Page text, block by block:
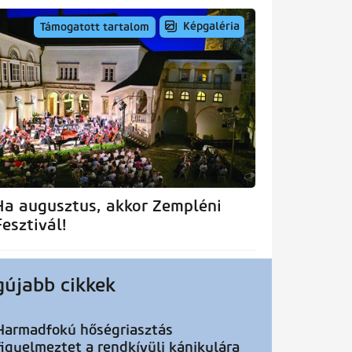
Támogatott tartalom Képgaléria
augusztus, akkor Zempléni
cikkek
hőségriasztás
a rendkívüli kánikulára